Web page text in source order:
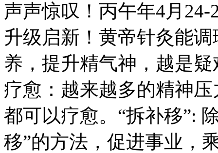
声声惊叹！丙午年4月
升级启新！黄帝针灸能
养，提升精气神，越是
疗愈：越来越多的精神
都可以疗愈。“拆补移”:
移”的方法，促进事业，